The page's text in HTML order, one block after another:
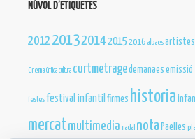
NÚVOL D’ETIQUETES
2012 201320142015 2016 albaesartistes
Crema Critica cultura curtmetragedemanaes emissió
festesfestival infantil firmes historia
mercat multimedia nadal nota Paelles